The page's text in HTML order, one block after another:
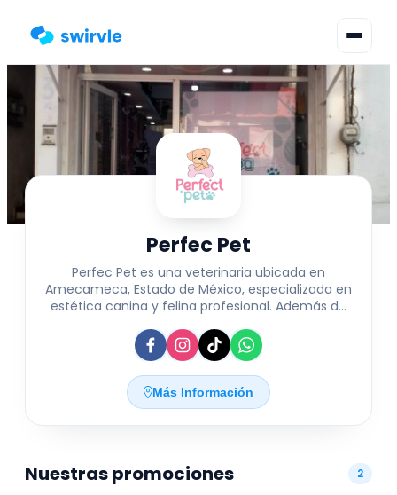
Cambiar Idioma
▾
Perfec Pet
Perfec Pet es una veterinaria ubicada en
Amecameca, Estado de México, especializada en
estética canina y felina profesional. Además de
para mascotas, cuenta con una variedad de
accesorios diseñados para el bienestar y
comodidad de perros y gatos. También ofrece
repostería personalizada para consentir a las
mascotas con productos saludables y deliciosos,
combinando cuidado integral y atención
Más Información
Nuestras promociones 2